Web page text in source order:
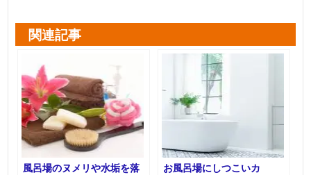
関連記事
風呂場のヌメリや水垢を落
お風呂場にしつこいカ